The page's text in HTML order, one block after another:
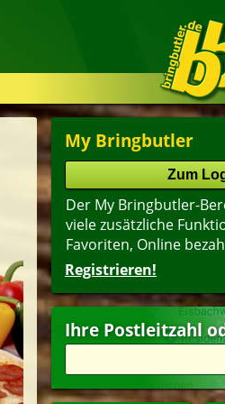
My Bringbutler
Der My Bringbutler-
viele zusätzliche
Favoriten, Online
Registrieren!
Ihre Postleitzahl